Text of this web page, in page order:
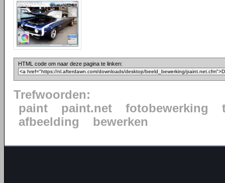
HTML code om naar deze pagina te linken:
Trefwoorden:
paint
paint.net fotobewerking
afbeelding
bewerken